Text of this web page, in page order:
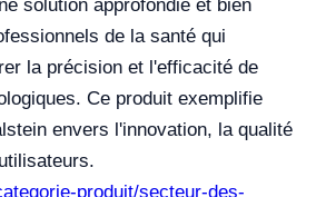
solution approfondie et bien
de la santé qui
la précision et l'efficacité de
Ce produit exemplifie
envers l'innovation, la qualité
produit/secteur-des-